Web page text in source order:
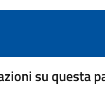
su questa